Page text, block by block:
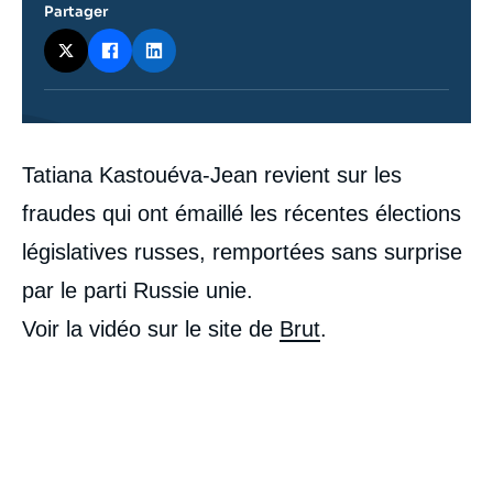
Contenu
intervention
médiatique
Tatiana Kastouéva-Jean revient sur les
fraudes qui ont émaillé les récentes élections
législatives russes, remportées sans surprise
par le parti Russie unie.
Voir la vidéo sur le site de Brut.
Partager